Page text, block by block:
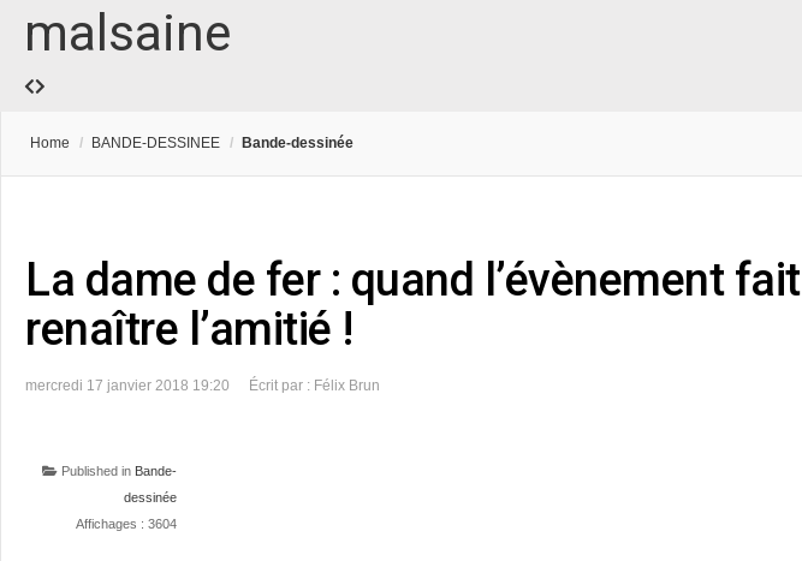
malsaine
Home / BANDE-DESSINEE / Bande-dessinée
La dame de fer : quand l’évènement fait
renaître l’amitié !
mercredi 17 janvier 2018 19:20 Écrit par : Félix Brun
Published in Bande-
dessinée
Affichages : 3604